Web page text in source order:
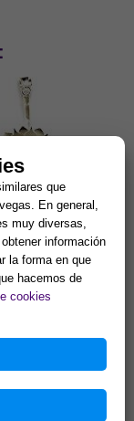
3º CHAKRA
SOLAR.
del ombligo,
solar: Se
la parte superior
que
En general,
muy diversas,
información
la forma en que
hacemos de
cookies